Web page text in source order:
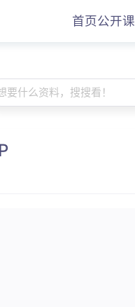
首页公开课
要什么资料，搜搜看！